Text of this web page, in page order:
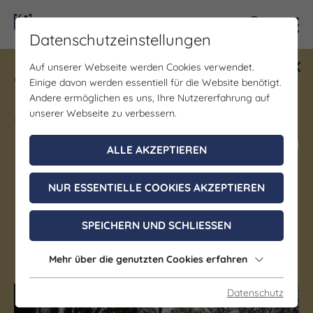
Gewinne ein Blind Date mit Saale-
Unstrut! Teilnahme vom 1.7. - 18.12.
möglich.
Jetzt mitmachen
Köstritzer Park
Bad Köstritz
Datenschutzeinstellungen
Auf unserer Webseite werden Cookies verwendet.
Einige davon werden essentiell für die Website benötigt.
Andere ermöglichen es uns, Ihre Nutzererfahrung auf
unserer Webseite zu verbessern.
ALLE AKZEPTIEREN
NUR ESSENTIELLE COOKIES AKZEPTIEREN
SPEICHERN UND SCHLIESSEN
Mehr über die genutzten Cookies erfahren
Datenschutz